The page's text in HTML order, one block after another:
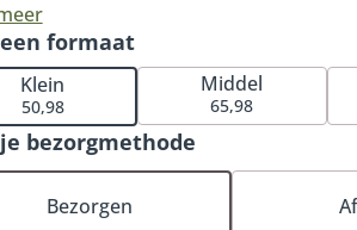
duurzaam gekwalificeerde MPS-A+ of
De subtiele pasteltinten in dit
en elegante uitstraling. Het
met liefde gemaakt door de duurzame
in een verdrietige tijd. Een
boeket voor een hart onder de
gekwalificeerde MPS-A+ of MPS-A
formaat
Klein
50,98
Middel
65,98
bezorgmethode
Bezorgen